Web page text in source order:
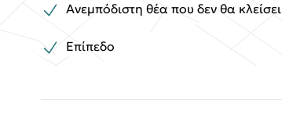
Ανεμπόδιστη θέα που δεν θα κλείσει
Επίπεδο